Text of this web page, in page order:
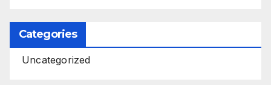
Categories
Uncategorized